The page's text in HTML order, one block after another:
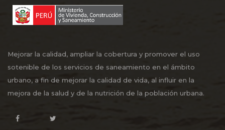
Mejorar la calidad, ampliar la cobertura y promover el uso
sotenible de los servicios de saneamiento en el ámbito
urbano, a fin de mejorar la calidad de vida, al influir en la
mejora de la salud y de la nutrición de la población urbana.